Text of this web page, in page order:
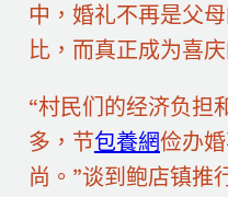
中，婚礼不再是父
比，而真正成为喜庆
“村民们的经济负担
多，节包養網俭办
尚。”谈到鲍店镇推